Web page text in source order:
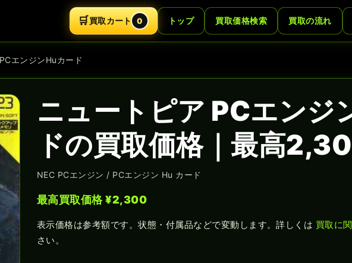
🛒買取カート 0 トップ 買取価格検索 買取の流れ
エンジンHuカード
ニュートピア PCエンジ
ドの買取価格｜最高
NEC PCエンジン / PCエンジン Hu カード
最高買取価格 ¥2,300
表示価格は参考額です。状態・付属品などで変動します。詳しくは 買取に
さい。